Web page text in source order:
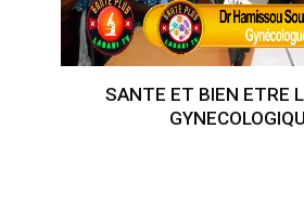
SANTE ET BIEN ETRE